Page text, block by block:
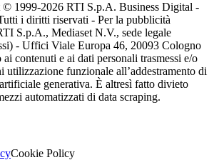
© 1999-2026 RTI S.p.A. Business Digital -
i diritti riservati - Per la pubblicità
S.p.A., Mediaset N.V., sede legale
- Uffici Viale Europa 46, 20093 Cologno
ai contenuti e ai dati personali trasmessi e/o
utilizzazione funzionale all’addestramento di
generativa. È altresì fatto divieto
automatizzati di data scraping.
Cookie Policy